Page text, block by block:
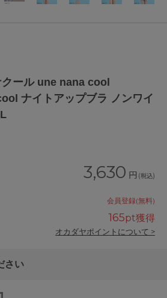
ール une nana cool
ナイトアップブラ ノンワイ
3,630 円 (税込)
会員登録(無料)
165pt獲得
オカダヤポイントについて >
さい